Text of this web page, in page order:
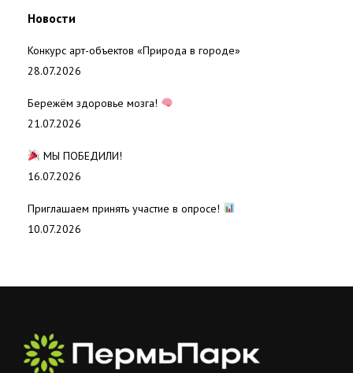
Новости
Конкурс арт-объектов «Природа в городе»
28.07.2026
Бережём здоровье мозга!
21.07.2026
МЫ ПОБЕДИЛИ!
16.07.2026
Приглашаем принять участие в опросе!
10.07.2026